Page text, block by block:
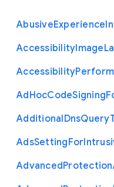
AbusiveExperience
AccessibilityImage
Accessibility
AdHocCodeSigning
AdditionalDnsQuery
AdsSettingFor
AdvancedProtection